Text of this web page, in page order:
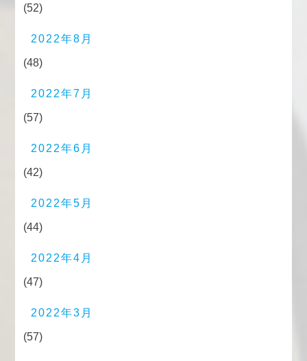
(52)
2022年8月
(48)
2022年7月
(57)
2022年6月
(42)
2022年5月
(44)
2022年4月
(47)
2022年3月
(57)